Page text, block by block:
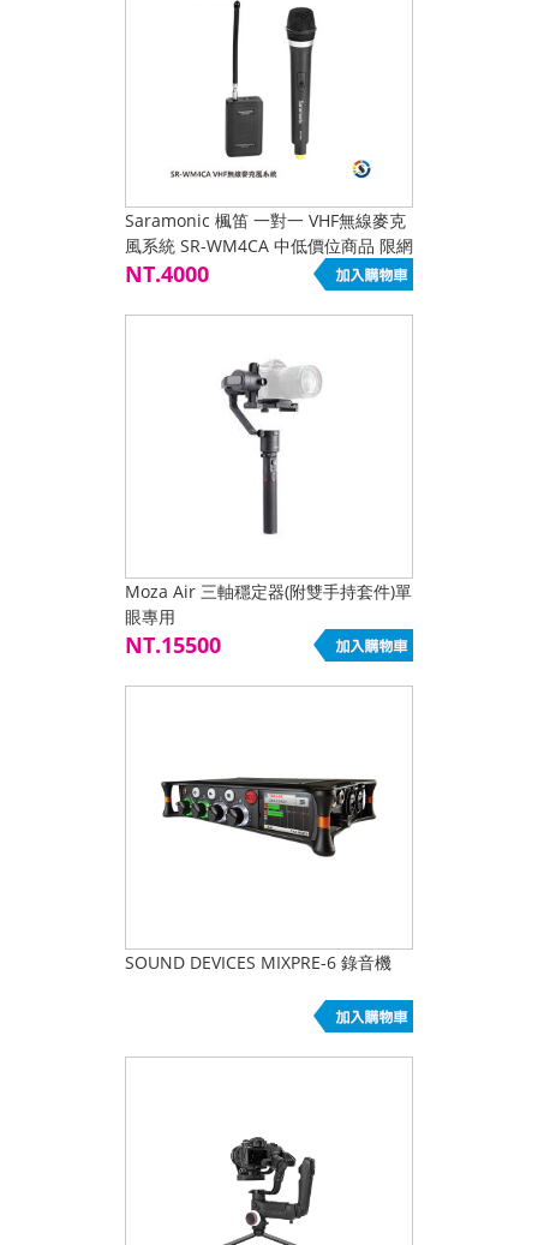
Saramonic 楓笛 一對一 VHF無線麥克
風系統 SR-WM4CA 中低價位商品 限網
路下單
NT.4000
Moza Air 三軸穩定器(附雙手持套件)單
眼專用
NT.15500
SOUND DEVICES MIXPRE-6 錄音機